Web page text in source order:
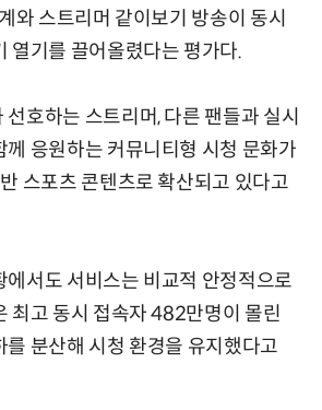
와 스트리머 같이보기 방송이 동시
열기를 끌어올렸다는 평가다.
호하는 스트리머, 다른 팬들과 실시
께 응원하는 커뮤니티형 시청 문화가
스포츠 콘텐츠로 확산되고 있다고
에서도 서비스는 비교적 안정적으로
최고 동시 접속자 482만명이 몰린
를 분산해 시청 환경을 유지했다고